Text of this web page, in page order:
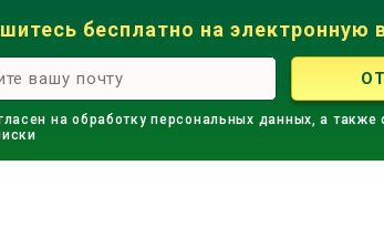
бесплатно на электронную
на обработку персональных данных, а также